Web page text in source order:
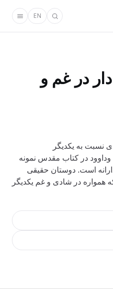
EN
در غم و
نسبت به یکدیگر
وداوود در کتاب مقدس نمونه
است. دوستان حقیقی
همواره در شادی و غم یکدیگر